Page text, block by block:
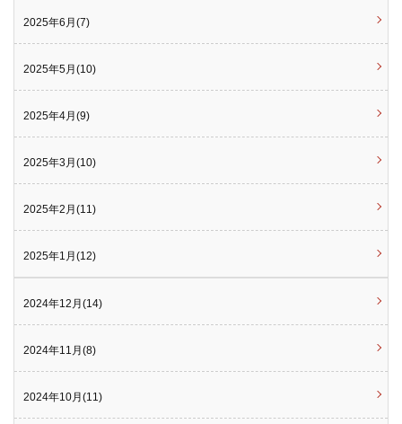
2025年6月(7)
2025年5月(10)
2025年4月(9)
2025年3月(10)
2025年2月(11)
2025年1月(12)
2024年12月(14)
2024年11月(8)
2024年10月(11)